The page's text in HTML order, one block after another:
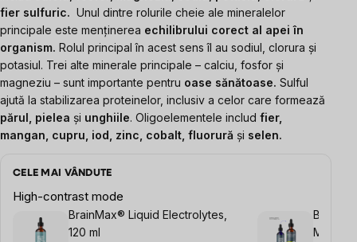
fier sulfuric. Unul dintre rolurile cheie ale mineralelor
principale este menținerea echilibrului corect al apei în
organism. Rolul principal în acest sens îl au sodiul, clorura și
potasiul. Trei alte minerale principale – calciu, fosfor și
magneziu – sunt importante pentru oase sănătoase. Sulful
ajută la stabilizarea proteinelor, inclusiv a celor care formează
părul, pielea și unghiile. Oligoelementele includ fier,
mangan, cupru, iod, zinc, cobalt, fluorură și selen.
CELE MAI VÂNDUTE
High-contrast mode
BrainMax® Liquid Electrolytes,
120 ml